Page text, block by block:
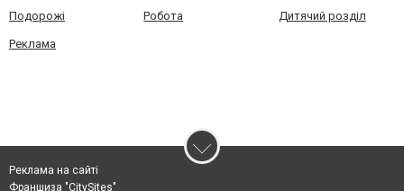
Подорожі Робота Дитячий розділ
Реклама
Реклама на сайті
Франшиза "CitySites"